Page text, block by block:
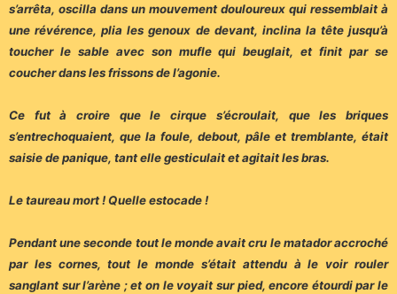
s’arrêta, oscilla dans un mouvement douloureux qui ressemblait à
une révérence, plia les genoux de devant, inclina la tête jusqu’à
toucher le sable avec son mufle qui beuglait, et finit par se
coucher dans les frissons de l’agonie.
Ce fut à croire que le cirque s’écroulait, que les briques
s’entrechoquaient, que la foule, debout, pâle et tremblante, était
saisie de panique, tant elle gesticulait et agitait les bras.
Le taureau mort ! Quelle estocade !
Pendant une seconde tout le monde avait cru le matador accroché
par les cornes, tout le monde s’était attendu à le voir rouler
sanglant sur l’arène ; et on le voyait sur pied, encore étourdi par le